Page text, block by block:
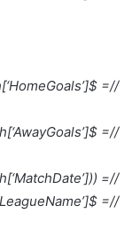
//= $match[‘HomeGoals’]; ?>
//= $match[‘AwayGoals’]; ?>
//= date(‘h:i A’, strtotime($match[‘MatchDate’])); ?>
//= $match[‘LeagueName’]; ?>